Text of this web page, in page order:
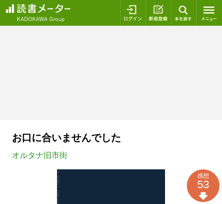
ログイン 新規登録
お口に合いませんでした
オルタナ旧市街
感想
53